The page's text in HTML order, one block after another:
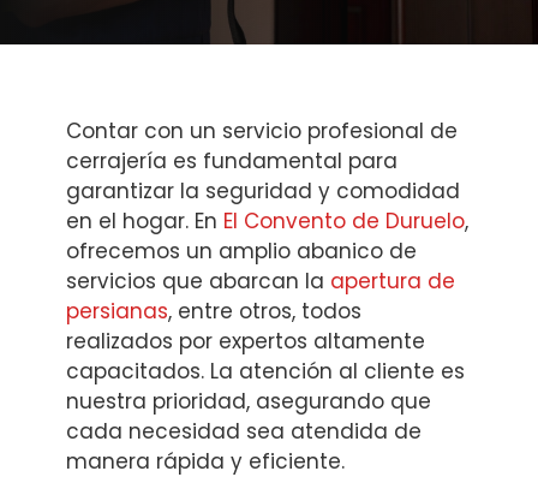
Contar con un servicio profesional de
cerrajería es fundamental para
garantizar la seguridad y comodidad
en el hogar. En El Convento de Duruelo,
ofrecemos un amplio abanico de
servicios que abarcan la apertura de
persianas, entre otros, todos
realizados por expertos altamente
capacitados. La atención al cliente es
nuestra prioridad, asegurando que
cada necesidad sea atendida de
manera rápida y eficiente.